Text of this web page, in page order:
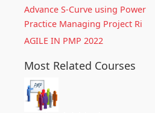
Advance S-Curve using Power
Practice Managing Project Ri
AGILE IN PMP 2022
Most Related Courses